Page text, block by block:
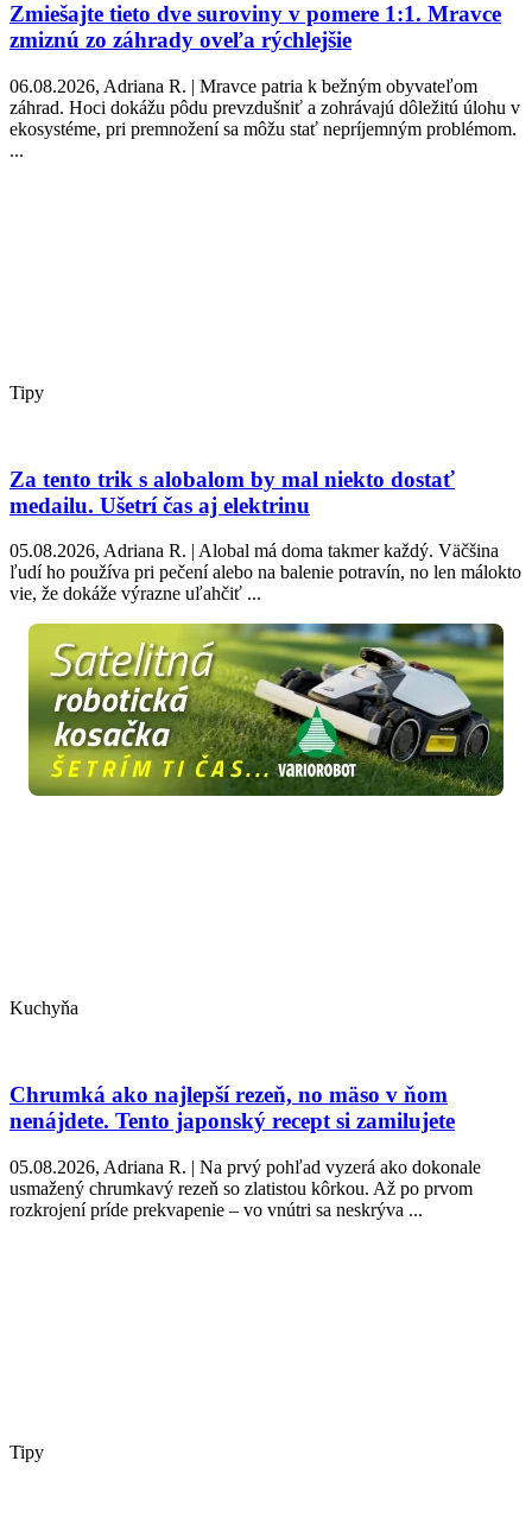
Zmiešajte tieto dve suroviny v pomere 1:1. Mravce
zmiznú zo záhrady oveľa rýchlejšie
06.08.2026, Adriana R. | Mravce patria k bežným obyvateľom
záhrad. Hoci dokážu pôdu prevzdušniť a zohrávajú dôležitú úlohu v
ekosystéme, pri premnožení sa môžu stať nepríjemným problémom.
...
Tipy
Za tento trik s alobalom by mal niekto dostať
medailu. Ušetrí čas aj elektrinu
05.08.2026, Adriana R. | Alobal má doma takmer každý. Väčšina
ľudí ho používa pri pečení alebo na balenie potravín, no len málokto
vie, že dokáže výrazne uľahčiť ...
Kuchyňa
Chrumká ako najlepší rezeň, no mäso v ňom
nenájdete. Tento japonský recept si zamilujete
05.08.2026, Adriana R. | Na prvý pohľad vyzerá ako dokonale
usmažený chrumkavý rezeň so zlatistou kôrkou. Až po prvom
rozkrojení príde prekvapenie – vo vnútri sa neskrýva ...
Tipy